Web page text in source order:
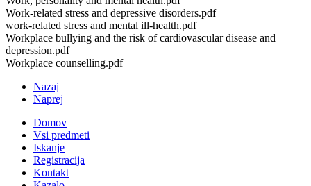
Work-related stress and depressive disorders.pdf
work-related stress and mental ill-health.pdf
Workplace bullying and the risk of cardiovascular disease and
depression.pdf
Workplace counselling.pdf
Nazaj
Naprej
Domov
Vsi predmeti
Iskanje
Registracija
Kontakt